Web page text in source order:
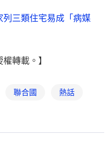
三類住宅易成「病媒
權轉載。】
聯合國 熱話